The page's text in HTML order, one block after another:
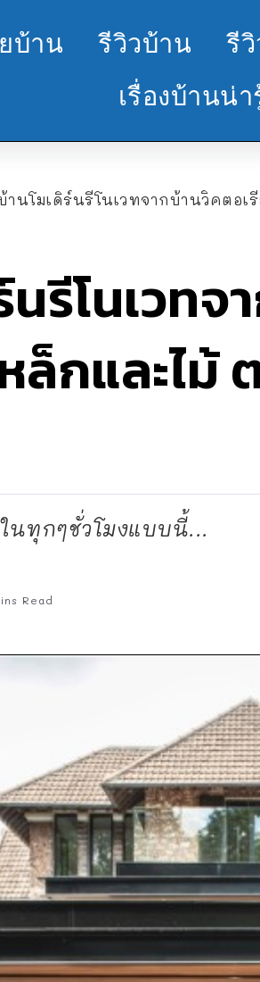
บ้าน รีวิวบ้าน รี
เรื่องบ้านน่า
านโมเดิร์นรีโนเวทจากบ้านวิคตอ
นรีโนเวท
ล็กและไ
นทุกๆชั่วโมงแบบนี้...
Read